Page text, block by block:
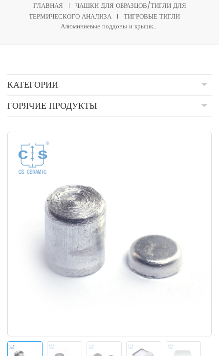
ГЛАВНАЯ
ЧАШКИ ДЛЯ ОБРАЗЦОВ/ТИГЛИ ДЛЯ
ТЕРМИЧЕСКОГО АНАЛИЗА
ТИГРОВЫЕ ТИГЛИ
Алюминиевые поддоны и крышки D5 * 8 мм для SETARAM (тигли для термического анализа)
КАТЕГОРИИ
ГОРЯЧИЕ ПРОДУКТЫ